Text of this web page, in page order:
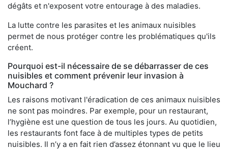
dégâts et n'exposent votre entourage à des maladies.
La lutte contre les parasites et les animaux nuisibles
permet de nous protéger contre les problématiques qu'ils
créent.
Pourquoi est-il nécessaire de se débarrasser de ces
nuisibles et comment prévenir leur invasion à
Mouchard ?
Les raisons motivant l'éradication de ces animaux nuisibles
ne sont pas moindres. Par exemple, pour un restaurant,
l’hygiène est une question de tous les jours. Au quotidien,
les restaurants font face à de multiples types de petits
nuisibles. Il n’y a en fait rien d’assez étonnant vu que le lieu